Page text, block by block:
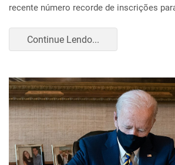
recente número recorde de inscrições
Continue Lendo...